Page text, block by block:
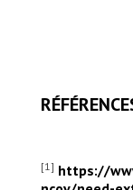
[1] https://